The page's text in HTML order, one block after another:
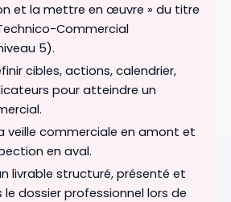
et la mettre en œuvre » du titre
Commercial
5).
cibles, actions, calendrier,
pour atteindre un
veille commerciale en amont et
en aval.
livrable structuré, présenté et
dossier professionnel lors de